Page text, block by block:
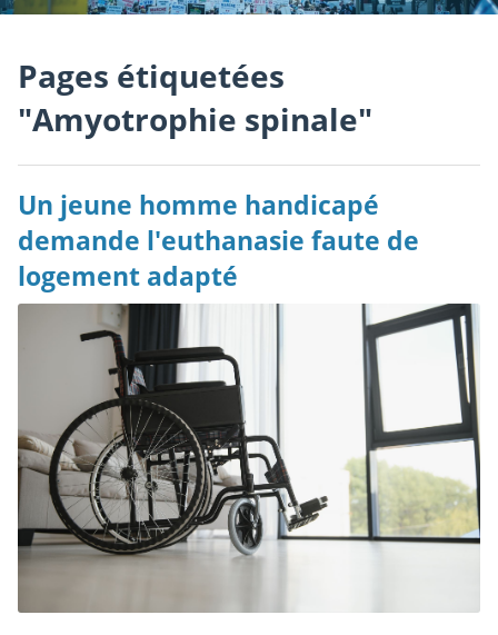
Boutique
Pages étiquetées
"Amyotrophie spinale"
Un jeune homme handicapé
demande l'euthanasie faute de
logement adapté